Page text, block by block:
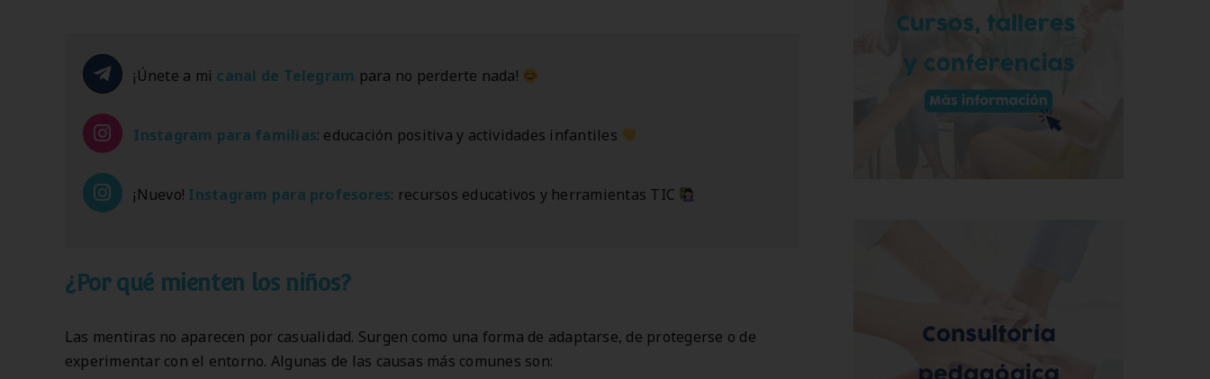
¡Únete a mi canal de Telegram para no perderte nada!
Instagram para familias: educación positiva y actividades infantiles
¡Nuevo! Instagram para profesores: recursos educativos y herramientas TIC
¿Por qué mienten los niños?
Las mentiras no aparecen por casualidad. Surgen como una forma de adaptarse, de protegerse o de
experimentar con el entorno. Algunas de las causas más comunes son: